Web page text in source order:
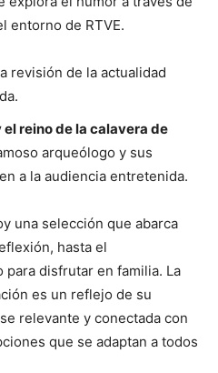
entorno de RTVE.
revisión de la actualidad
reino de la calavera de
arqueólogo y sus
a la audiencia entretenida.
una selección que abarca
hasta el
disfrutar en familia. La
es un reflejo de su
relevante y conectada con
que se adaptan a todos